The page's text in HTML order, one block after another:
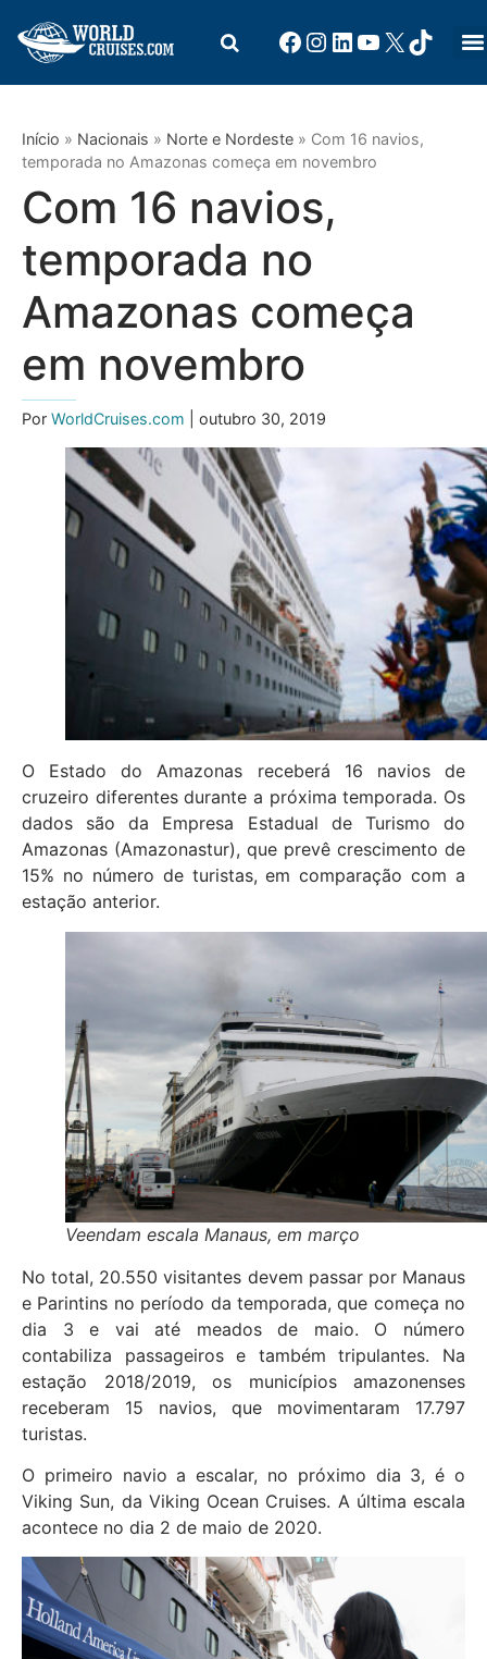
Início » Nacionais » Norte e Nordeste » Com 16 navios,
temporada no Amazonas começa em novembro
Com 16 navios,
temporada no
Amazonas começa
em novembro
Por WorldCruises.com | outubro 30, 2019
O Estado do Amazonas receberá 16 navios de
cruzeiro diferentes durante a próxima temporada. Os
dados são da Empresa Estadual de Turismo do
Amazonas (Amazonastur), que prevê crescimento de
15% no número de turistas, em comparação com a
estação anterior.
Veendam escala Manaus, em março
No total, 20.550 visitantes devem passar por Manaus
e Parintins no período da temporada, que começa no
dia 3 e vai até meados de maio. O número
contabiliza passageiros e também tripulantes. Na
estação 2018/2019, os municípios amazonenses
receberam 15 navios, que movimentaram 17.797
turistas.
O primeiro navio a escalar, no próximo dia 3, é o
Viking Sun, da Viking Ocean Cruises. A última escala
acontece no dia 2 de maio de 2020.